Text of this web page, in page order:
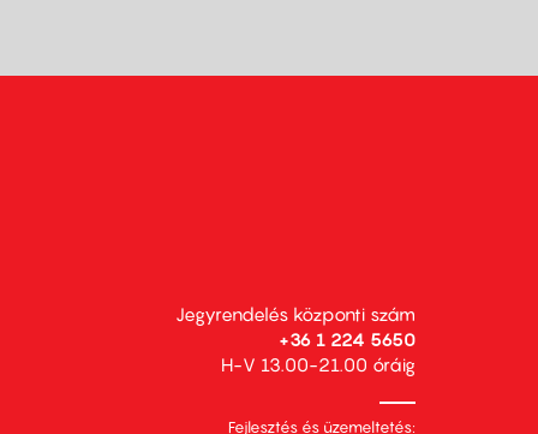
Jegyrendelés központi szám
+36 1 224 5650
H-V 13.00-21.00 óráig
Fejlesztés és üzemeltetés: